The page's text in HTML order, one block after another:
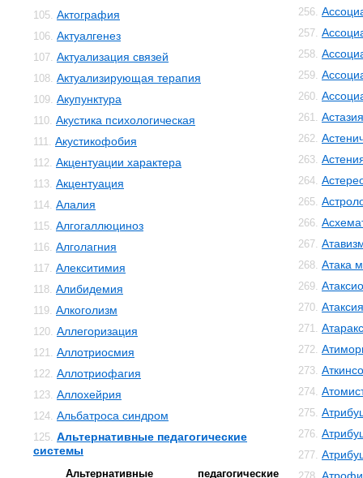
105. Актография
106. Актуалгенез
107. Актуализация связей
108. Актуализирующая терапия
109. Акупунктура
110. Акустика психологическая
111. Акустикофобия
112. Акцентуации характера
113. Акцентуация
114. Алалия
115. Алгогаллюциноз
116. Алголагния
117. Алекситимия
118. Алибидемия
119. Алкоголизм
120. Аллегоризация
121. Аллотриосмия
122. Аллотриофагия
123. Аллохейрия
124. Альбатроса синдром
125. Альтернативные педагогические
системы
Альтернативные педагогические
256.
257.
258.
259.
260.
261. Астазия
262.
263.
264.
265.
266.
267.
268. Атака
269.
270. Атаксия
271.
272.
273.
274.
275.
276.
277.